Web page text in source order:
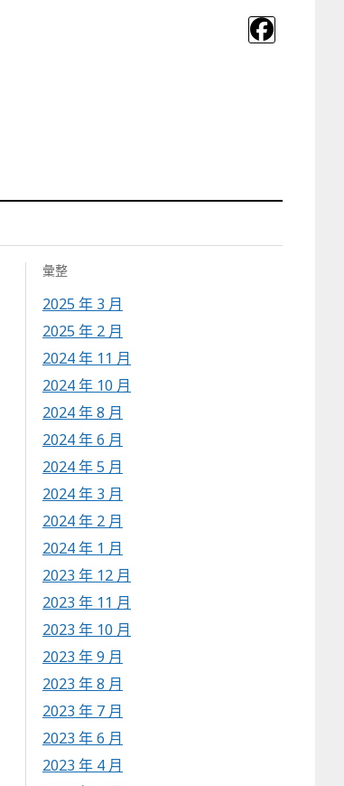
彙整
2025 年 3 月
2025 年 2 月
2024 年 11 月
2024 年 10 月
2024 年 8 月
2024 年 6 月
2024 年 5 月
2024 年 3 月
2024 年 2 月
2024 年 1 月
2023 年 12 月
2023 年 11 月
2023 年 10 月
2023 年 9 月
2023 年 8 月
2023 年 7 月
2023 年 6 月
2023 年 4 月